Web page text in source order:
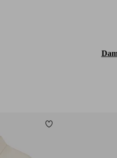
Legg til favoritter